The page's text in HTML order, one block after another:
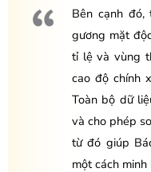
Bên cạnh
gương mặt
tỉ lệ và vùng
cao độ chính
Toàn bộ dữ
và cho phép
từ đó giúp
một cách